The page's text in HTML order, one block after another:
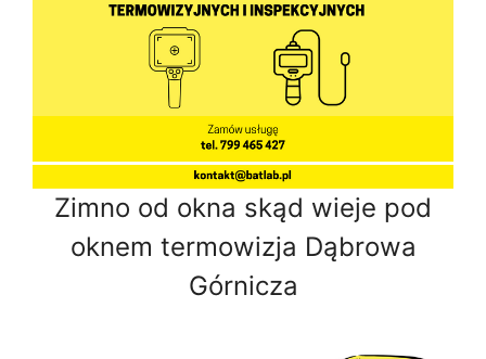
Zimno od okna skąd wieje pod
oknem termowizja Dąbrowa
Górnicza